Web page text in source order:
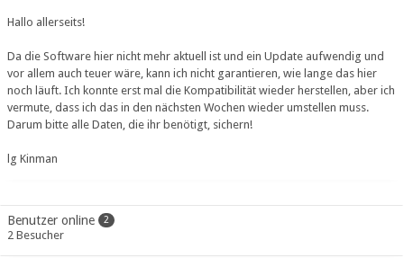
Hallo allerseits!
Da die Software hier nicht mehr aktuell ist und ein Update aufwendig und
vor allem auch teuer wäre, kann ich nicht garantieren, wie lange das hier
noch läuft. Ich konnte erst mal die Kompatibilität wieder herstellen, aber ich
vermute, dass ich das in den nächsten Wochen wieder umstellen muss.
Darum bitte alle Daten, die ihr benötigt, sichern!
lg Kinman
Benutzer online 2
2 Besucher